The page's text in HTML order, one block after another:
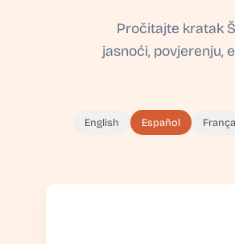
Pročitajte kratak
jasnoći, povjerenju,
English Español